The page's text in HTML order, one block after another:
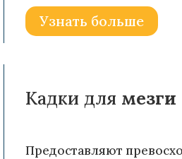
Узнать больше
Кадки для мезги
Предоставляют